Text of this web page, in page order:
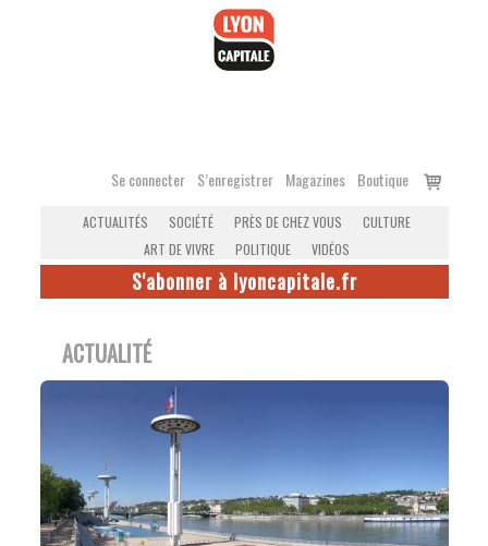
Se connecter S’enregistrer Magazines Boutique
Voir
ACTUALITÉS SOCIÉTÉ PRÈS DE CHEZ VOUS
CULTURE
ART DE VIVRE
POLITIQUE VIDÉOS
S'abonner à lyoncapitale.fr
ACTUALITÉ